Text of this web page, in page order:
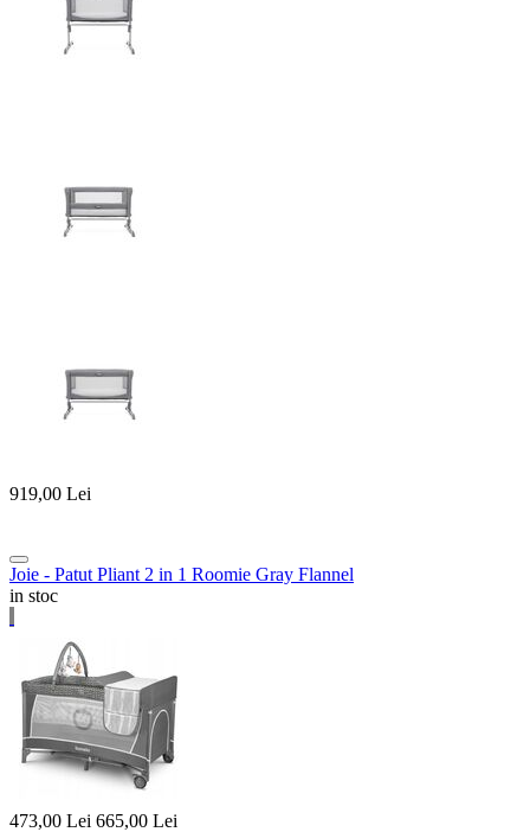
919,00 Lei
Joie - Patut Pliant 2 in 1 Roomie Gray Flannel
in stoc
473,00 Lei 665,00 Lei